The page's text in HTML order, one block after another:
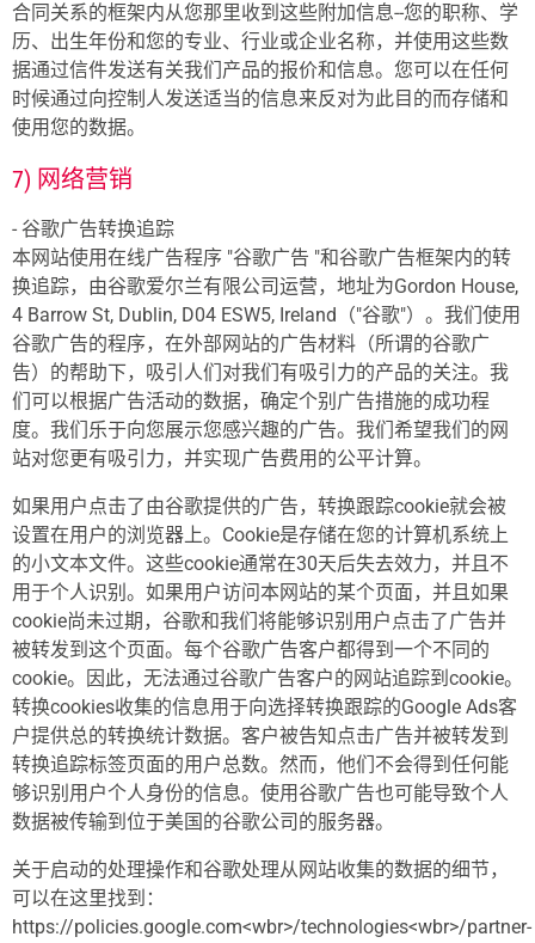
合同关系的框架内从您那里收到这些附加信息--您的职称、学
历、出生年份和您的专业、行业或企业名称，并使用这些数
据通过信件发送有关我们产品的报价和信息。您可以在任何
时候通过向控制人发送适当的信息来反对为此目的而存储和
使用您的数据。
7) 网络营销
- 谷歌广告转换追踪
本网站使用在线广告程序 "谷歌广告 "和谷歌广告框架内的转
换追踪，由谷歌爱尔兰有限公司运营，地址为Gordon House,
4 Barrow St, Dublin, D04 ESW5, Ireland（"谷歌"）。我们使用
谷歌广告的程序，在外部网站的广告材料（所谓的谷歌广
告）的帮助下，吸引人们对我们有吸引力的产品的关注。我
们可以根据广告活动的数据，确定个别广告措施的成功程
度。我们乐于向您展示您感兴趣的广告。我们希望我们的网
站对您更有吸引力，并实现广告费用的公平计算。
如果用户点击了由谷歌提供的广告，转换跟踪cookie就会被
设置在用户的浏览器上。Cookie是存储在您的计算机系统上
的小文本文件。这些cookie通常在30天后失去效力，并且不
用于个人识别。如果用户访问本网站的某个页面，并且如果
cookie尚未过期，谷歌和我们将能够识别用户点击了广告并
被转发到这个页面。每个谷歌广告客户都得到一个不同的
cookie。因此，无法通过谷歌广告客户的网站追踪到cookie。
转换cookies收集的信息用于向选择转换跟踪的Google Ads客
户提供总的转换统计数据。客户被告知点击广告并被转发到
转换追踪标签页面的用户总数。然而，他们不会得到任何能
够识别用户个人身份的信息。使用谷歌广告也可能导致个人
数据被传输到位于美国的谷歌公司的服务器。
关于启动的处理操作和谷歌处理从网站收集的数据的细节，
可以在这里找到：
https://policies.google.com<wbr>/technologies<wbr>/partner-